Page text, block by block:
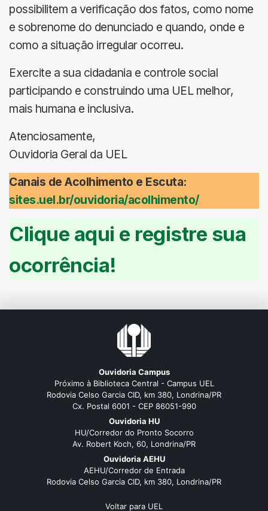
possibilitem a verificação dos fatos, como nome
e sobrenome do denunciado e quando, onde e
como a situação irregular ocorreu.
Exercite a sua cidadania e controle social
participando e construindo uma UEL melhor,
mais humana e inclusiva.
Atenciosamente,
Ouvidoria Geral da UEL
Canais de Acolhimento e Escuta:
sites.uel.br/ouvidoria/acolhimento/
Clique aqui e registre sua
ocorrência!
Ouvidoria Campus
Próximo à Biblioteca Central - Campus UEL
Rodovia Celso Garcia CID, km 380, Londrina/PR
Cx. Postal 6001 - CEP 86051-990
Ouvidoria HU
HU/Corredor do Pronto Socorro
Av. Robert Koch, 60, Londrina/PR
Ouvidoria AEHU
AEHU/Corredor de Entrada
Rodovia Celso Garcia CID, km 380, Londrina/PR
Voltar para UEL